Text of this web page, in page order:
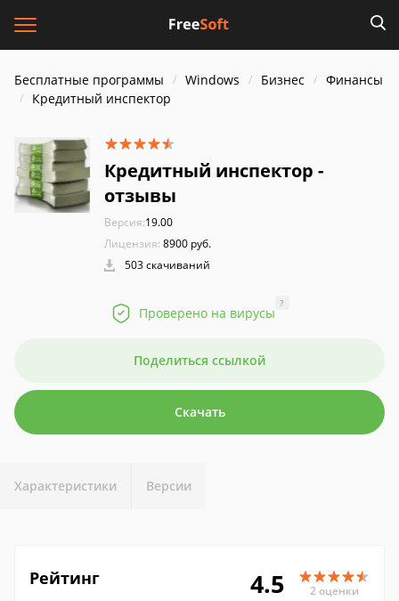
Бесплатные программы Windows Бизнес
Финансы
Кредитный инспектор
Кредитный инспектор -
отзывы
Версия:19.00
Лицензия: 8900 руб.
503 скачиваний
Проверено на вирусы
?
Поделиться ссылкой
Скачать
Характеристики Версии
Рейтинг 4.5 2 оценки